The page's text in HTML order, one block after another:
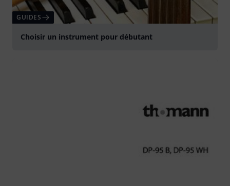
GUIDES
Choisir un instrument pour débutant